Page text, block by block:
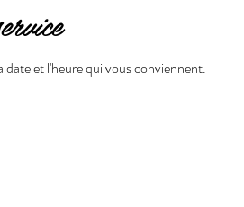
et l'heure qui vous conviennent.